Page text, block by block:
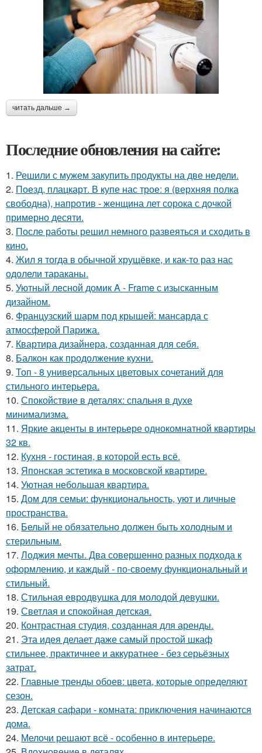
читать дальше →
Последние обновления на сайте:
1. Решили с мужем закупить продукты на две недели.
2. Поезд, плацкарт. В купе нас трое: я (верхняя полка
свободна), напротив - женщина лет сорока с дочкой
примерно десяти.
3. После работы решил немного развеяться и сходить в
кино.
4. Жил я тогда в обычной хрущёвке, и как-то раз нас
одолели тараканы.
5. Уютный лесной домик A - Frame с изысканным
дизайном.
6. Французский шарм под крышей: мансарда с
атмосферой Парижа.
7. Квартира дизайнера, созданная для себя.
8. Балкон как продолжение кухни.
9. Топ - 8 универсальных цветовых сочетаний для
стильного интерьера.
10. Спокойствие в деталях: спальня в духе
минимализма.
11. Яркие акценты в интерьере однокомнатной квартиры
32 кв.
12. Кухня - гостиная, в которой есть всё.
13. Японская эстетика в московской квартире.
14. Уютная небольшая квартира.
15. Дом для семьи: функциональность, уют и личные
пространства.
16. Белый не обязательно должен быть холодным и
стерильным.
17. Лоджия мечты. Два совершенно разных подхода к
оформлению, и каждый - по-своему функциональный и
стильный.
18. Стильная евродвушка для молодой девушки.
19. Светлая и спокойная детская.
20. Контрастная студия, созданная для аренды.
21. Эта идея делает даже самый простой шкаф
стильнее, практичнее и аккуратнее - без серьёзных
затрат.
22. Главные тренды обоев: цвета, которые определяют
сезон.
23. Детская сафари - комната: приключения начинаются
дома.
24. Мелочи решают всё - особенно в интерьере.